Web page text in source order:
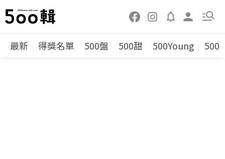
最新 得獎名單 500盤 500甜 500Young 500